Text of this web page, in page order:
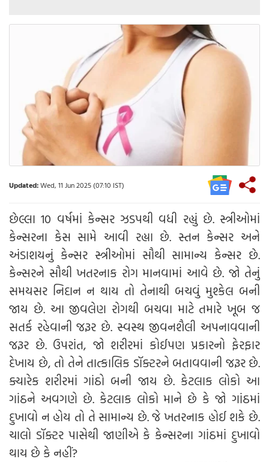
Updated:Wed, 11 Jun 2025 (07:10 IST)
છેલ્લા 10 વર્ષમાં કેન્સર ઝડપથી વધી રહ્યું છે. સ્ત્રીઓમાં
કેન્સરના કેસ સામે આવી રહ્યા છે. સ્તન કેન્સર અને
અંડાશયનું કેન્સર સ્ત્રીઓમાં સૌથી સામાન્ય કેન્સર છે.
કેન્સરને સૌથી ખતરનાક રોગ માનવામાં આવે છે. જો તેનું
સમયસર નિદાન ન થાય તો તેનાથી બચવું મુશ્કેલ બની
જાય છે. આ જીવલેણ રોગથી બચવા માટે તમારે ખૂબ જ
સતર્ક રહેવાની જરૂર છે. સ્વસ્થ જીવનશૈલી અપનાવવાની
જરૂર છે. ઉપરાંત, જો શરીરમાં કોઈપણ પ્રકારનો ફેરફાર
દેખાય છે, તો તેને તાત્કાલિક ડૉક્ટરને બતાવવાની જરૂર છે.
ક્યારેક શરીરમાં ગાંઠો બની જાય છે. કેટલાક લોકો આ
ગાંઠને અવગણે છે. કેટલાક લોકો માને છે કે જો ગાંઠમાં
દુખાવો ન હોય તો તે સામાન્ય છે. જે ખતરનાક હોઈ શકે છે.
ચાલો ડૉક્ટર પાસેથી જાણીએ કે કેન્સરના ગાંઠમાં દુખાવો
થાય છે કે નહીં?